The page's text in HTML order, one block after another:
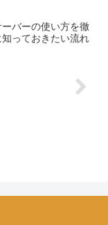
バーの使い方を徹
っておきたい流れ